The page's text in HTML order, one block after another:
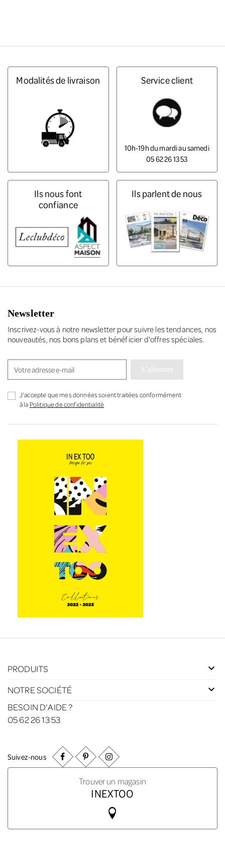
Modalités de livraison Service client
10h-19h du mardi au samedi
05 62 26 13 53
Ils nous font
confiance
Ils parlent de nous
Newsletter
Inscrivez-vous à notre newsletter pour suivre les tendances, nos
nouveautés, nos bons plans et bénéficier d'offres spéciales.
S’abonner
J'accepte que mes données soient traitées conformément
à la Politique de confidentialité
PRODUITS
NOTRE SOCIÉTÉ
BESOIN D'AIDE ?
05 62 26 13 53
Suivez-nous
Trouver un magasin
INEXTOO